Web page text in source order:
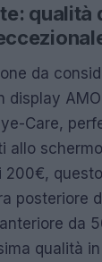
qualità
da
display
Care,
allo
200€,
posteriore
da
qualità